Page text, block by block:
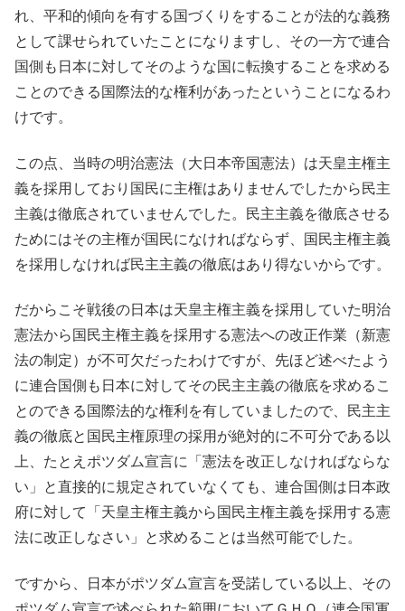
れ、平和的傾向を有する国づくりをすることが法的な義務
として課せられていたことになりますし、その一方で連合
国側も日本に対してそのような国に転換することを求める
ことのできる国際法的な権利があったということになるわ
けです。
この点、当時の明治憲法（大日本帝国憲法）は天皇主権主
義を採用しており国民に主権はありませんでしたから民主
主義は徹底されていませんでした。民主主義を徹底させる
ためにはその主権が国民になければならず、国民主権主義
を採用しなければ民主主義の徹底はあり得ないからです。
だからこそ戦後の日本は天皇主権主義を採用していた明治
憲法から国民主権主義を採用する憲法への改正作業（新憲
法の制定）が不可欠だったわけですが、先ほど述べたよう
に連合国側も日本に対してその民主主義の徹底を求めるこ
とのできる国際法的な権利を有していましたので、民主主
義の徹底と国民主権原理の採用が絶対的に不可分である以
上、たとえポツダム宣言に「憲法を改正しなければならな
い」と直接的に規定されていなくても、連合国側は日本政
府に対して「天皇主権主義から国民主権主義を採用する憲
法に改正しなさい」と求めることは当然可能でした。
ですから、日本がポツダム宣言を受諾している以上、その